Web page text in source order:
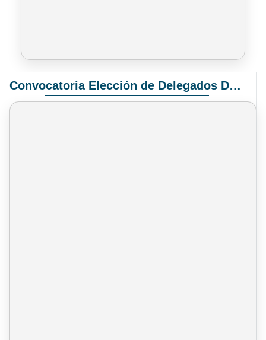
Convocatoria Elección de Delegados Docentes para el XIV Congreso Nacional de Universidades